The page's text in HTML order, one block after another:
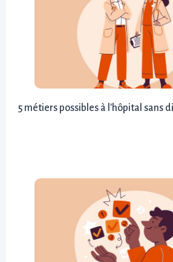
5 métiers possibles à l'hôpital sans